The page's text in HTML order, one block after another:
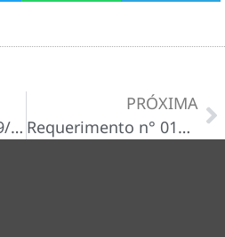
Requerimento n° 09/2025
PRÓXIMA
Requerimento n° 013/2025